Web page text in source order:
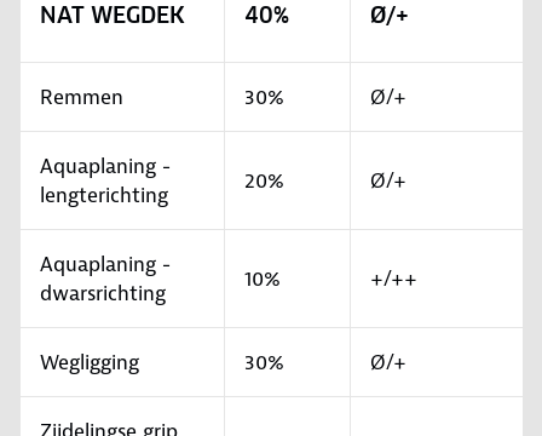
NAT WEGDEK 40% Ø/+
Remmen 30% Ø/+
Aquaplaning -
lengterichting
20% Ø/+
Aquaplaning -
dwarsrichting
10% +/++
Wegligging 30% Ø/+